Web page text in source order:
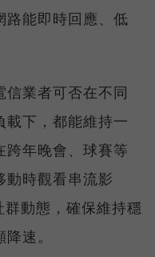
路能即時回應、低
業者可否在不同
載下，都能維持一
跨年晚會、球賽等
動時觀看串流影
動態，確保維持穩
速。